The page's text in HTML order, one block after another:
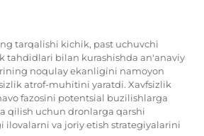
tarqalishi kichik, past uchuvchi
tahdidlari bilan kurashishda an'anaviy
noqulay ekanligini namoyon
atrof-muhitini yaratdi. Xavfsizlik
fazosini potentsial buzilishlarga
qilish uchun dronlarga qarshi
ilovalarni va joriy etish strategiyalarini